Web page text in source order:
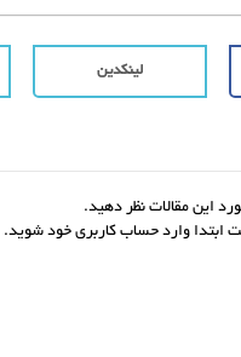
لینکدین
این مقالات نظر دهید.
ابتدا وارد حساب کاربری خود شوید.